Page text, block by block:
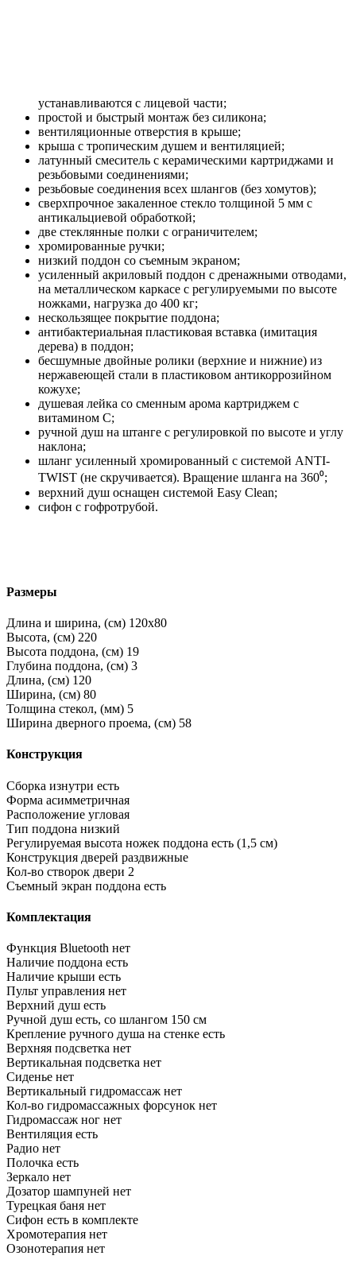
устанавливаются с лицевой части;
простой и быстрый монтаж без силикона;
вентиляционные отверстия в крыше;
крыша с тропическим душем и вентиляцией;
латунный смеситель с керамическими картриджами и
резьбовыми соединениями;
резьбовые соединения всех шлангов (без хомутов);
сверхпрочное закаленное стекло толщиной 5 мм с
антикальциевой обработкой;
две стеклянные полки с ограничителем;
хромированные ручки;
низкий поддон со съемным экраном;
усиленный акриловый поддон с дренажными отводами,
на металлическом каркасе с регулируемыми по высоте
ножками, нагрузка до 400 кг;
нескользящее покрытие поддона;
антибактериальная пластиковая вставка (имитация
дерева) в поддон;
бесшумные двойные ролики (верхние и нижние) из
нержавеющей стали в пластиковом антикоррозийном
кожухе;
душевая лейка со сменным арома картриджем c
витамином C;
ручной душ на штанге с регулировкой по высоте и углу
наклона;
шланг усиленный хромированный с системой ANTI-
TWIST (не скручивается). Вращение шланга на 360⁰;
верхний душ оснащен системой Easy Clean;
сифон с гофротрубой.
Размеры
Длина и ширина, (см) 120x80
Высота, (см) 220
Высота поддона, (см) 19
Глубина поддона, (см) 3
Длина, (см) 120
Ширина, (см) 80
Толщина стекол, (мм) 5
Ширина дверного проема, (см) 58
Конструкция
Сборка изнутри есть
Форма асимметричная
Расположение угловая
Тип поддона низкий
Регулируемая высота ножек поддона есть (1,5 см)
Конструкция дверей раздвижные
Кол-во створок двери 2
Съемный экран поддона есть
Комплектация
Функция Bluetooth нет
Наличие поддона есть
Наличие крыши есть
Пульт управления нет
Верхний душ есть
Ручной душ есть, со шлангом 150 см
Крепление ручного душа на стенке есть
Верхняя подсветка нет
Вертикальная подсветка нет
Сиденье нет
Вертикальный гидромассаж нет
Кол-во гидромассажных форсунок нет
Гидромассаж ног нет
Вентиляция есть
Радио нет
Полочка есть
Зеркало нет
Дозатор шампуней нет
Турецкая баня нет
Сифон есть в комплекте
Хромотерапия нет
Озонотерапия нет